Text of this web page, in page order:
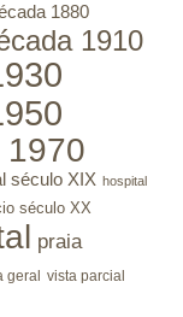
1880
1910
1970
século XIX hospital
século XX
praia
geral vista parcial